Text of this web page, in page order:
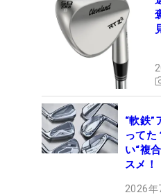
“軟鉄”
って
い“複
スメ！
2026年